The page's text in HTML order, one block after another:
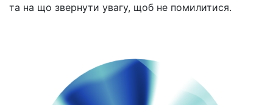
та на що звернути увагу, щоб не помилитися.